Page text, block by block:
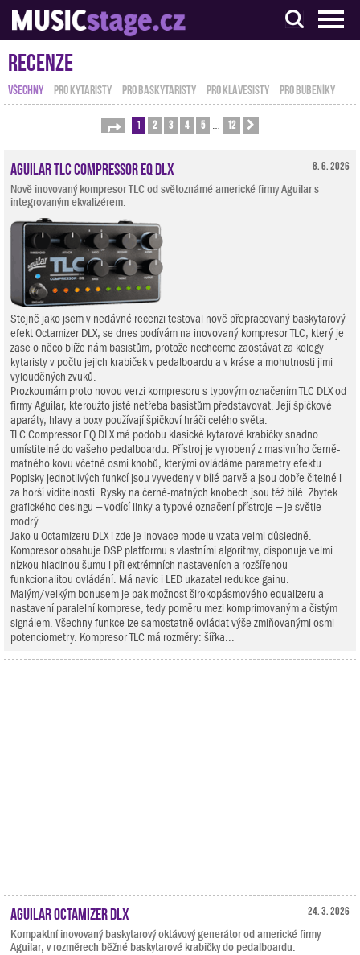
S muzikanty pro muzikanty
Recenze
VŠECHNY PRO KYTARISTY PRO BASKYTARISTY PRO KLÁVESISTY PRO BUBENÍKY
Stránka 1z 12
1 2 3 4 5 12
8. 6. 2026
Aguilar TLC Compressor EQ DLX
Nově inovovaný kompresor TLC od světoznámé americké firmy Aguilar s
integrovaným ekvalizérem.
Stejně jako jsem v nedávné recenzi testoval nově přepracovaný baskytarový
efekt Octamizer DLX, se dnes podívám na inovovaný kompresor TLC, který je
zase o něco blíže nám basistům, protože nechceme zaostávat za kolegy
kytaristy v počtu jejich krabiček v pedalboardu a v kráse a mohutnosti jimi
vylouděných zvuků.
Prozkoumám proto novou verzi kompresoru s typovým označením TLC DLX od
firmy Aguilar, kteroužto jistě netřeba basistům představovat. Její špičkové
aparáty, hlavy a boxy používají špičkoví hráči celého světa.
TLC Compressor EQ DLX má podobu klasické kytarové krabičky snadno
umístitelné do vašeho pedalboardu. Přístroj je vyrobený z masivního černě-
matného kovu včetně osmi knobů, kterými ovládáme parametry efektu.
Popisky jednotlivých funkcí jsou vyvedeny v bílé barvě a jsou dobře čitelné i
za horší viditelnosti. Rysky na černě-matných knobech jsou též bílé. Zbytek
grafického desingu – vodící linky a typové označení přístroje – je světle
modrý.
Jako u Octamizeru DLX i zde je inovace modelu vzata velmi důsledně.
Kompresor obsahuje DSP platformu s vlastními algoritmy, disponuje velmi
nízkou hladinou šumu i při extrémních nastaveních a rozšířenou
funkcionalitou ovládání. Má navíc i LED ukazatel redukce gainu.
Malým/velkým bonusem je pak možnost širokopásmového equalizeru a
nastavení paralelní komprese, tedy poměru mezi komprimovaným a čistým
signálem. Všechny funkce lze samostatně ovládat výše zmiňovanými osmi
potenciometry. Kompresor TLC má rozměry: šířka...
24. 3. 2026
Aguilar Octamizer DLX
Kompaktní inovovaný baskytarový oktávový generátor od americké firmy
Aguilar, v rozměrech běžné baskytarové krabičky do pedalboardu.